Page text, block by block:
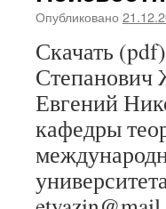
Опубликовано
Скачать
Степанович
Евгений
кафедры